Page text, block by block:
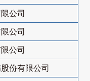
公司
公司
公司
份有限公司